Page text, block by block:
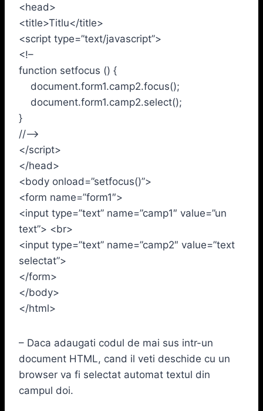
<head>
<title>Titlu</title>
<script type=”text/javascript”>
<!–
function setfocus () {
document.form1.camp2.focus();
document.form1.camp2.select();
}
//–>
</script>
</head>
<body onload=”setfocus()”>
<form name=”form1″>
<input type=”text” name=”camp1″ value=”un
text”> <br>
<input type=”text” name=”camp2″ value=”text
selectat”>
</form>
</body>
</html>
– Daca adaugati codul de mai sus intr-un
document HTML, cand il veti deschide cu un
browser va fi selectat automat textul din
campul doi.